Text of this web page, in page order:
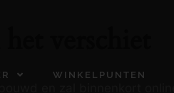
WINKELPUNTEN